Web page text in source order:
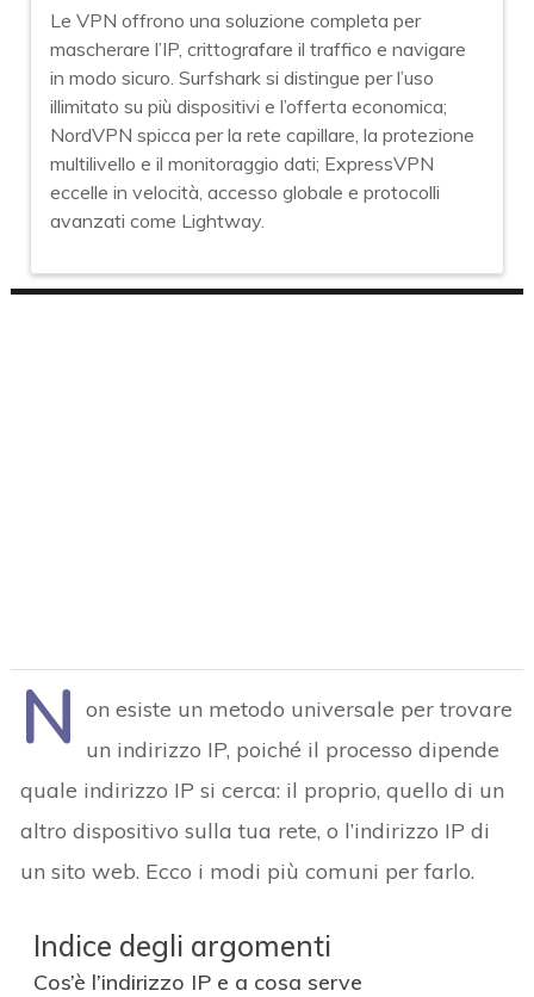
Le VPN offrono una soluzione completa per
mascherare l’IP, crittografare il traffico e navigare
in modo sicuro. Surfshark si distingue per l’uso
illimitato su più dispositivi e l’offerta economica;
NordVPN spicca per la rete capillare, la protezione
multilivello e il monitoraggio dati; ExpressVPN
eccelle in velocità, accesso globale e protocolli
avanzati come Lightway.
N on esiste un metodo universale per trovare
un indirizzo IP, poiché il processo dipende
quale indirizzo IP si cerca: il proprio, quello di un
altro dispositivo sulla tua rete, o l’indirizzo IP di
un sito web. Ecco i modi più comuni per farlo.
Indice degli argomenti
Cos’è l’indirizzo IP e a cosa serve